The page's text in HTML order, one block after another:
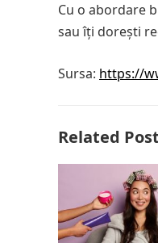
Cu o abordare
sau îți dorești
Sursa: https://
Related